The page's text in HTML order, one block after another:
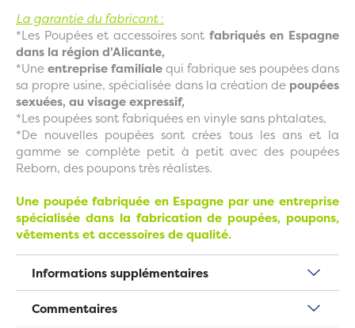
La garantie du fabricant:
*Les Poupées et accessoires sont fabriqués en Espagne
dans la région d'Alicante,
*Uneentreprise familialequi fabrique ses poupées dans
sa propre usine, spécialisée dans la création de poupées
sexuées, au visage expressif,
*Les poupées sont fabriquées en vinyle sans phtalates,
*De nouvelles poupées sont crées tous les ans et la
gamme se complète petit à petit avec des poupées
Reborn, des poupons très réalistes.
Une poupée fabriquée en Espagne par une entreprise
spécialisée dans la fabrication de poupées, poupons,
vêtements et accessoires de qualité.
Informations supplémentaires
Commentaires